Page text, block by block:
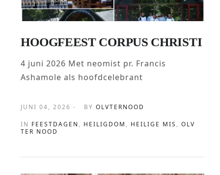
HOOGFEEST CORPUS CHRISTI
4 juni 2026 Met neomist pr. Francis
Ashamole als hoofdcelebrant
JUNI 04, 2026 - BYOLVTERNOOD
IN FEESTDAGEN , HEILIGDOM , HEILIGE MIS ,OLV
TER NOOD